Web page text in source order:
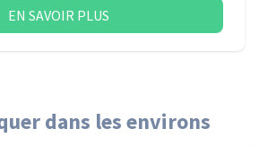
EN SAVOIR PLUS
dans les environs